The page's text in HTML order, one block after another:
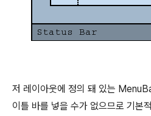
저 레이아웃에 정의 돼 있는
이틀 바를 넣을 수가 없으므로 기